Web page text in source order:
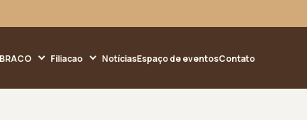
Filiacao NotíciasEspaço de eventosContato